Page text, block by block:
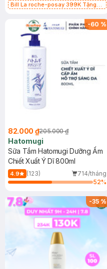
Bill La roche-posay 399K Tặng
(SL có hạn)
-60 %
82.000 ₫205.000 ₫
Hatomugi
Sữa Tắm Hatomugi Dưỡng Ẩm
Chiết Xuất Ý Dĩ 800ml
4.9 (123)
714/tháng
52%
-35%